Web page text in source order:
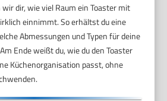
dir, wie viel Raum ein Toaster mit
einnimmt. So erhältst du eine
Abmessungen und Typen für deine
Ende weißt du, wie du den Toaster
Küchenorganisation passt, ohne